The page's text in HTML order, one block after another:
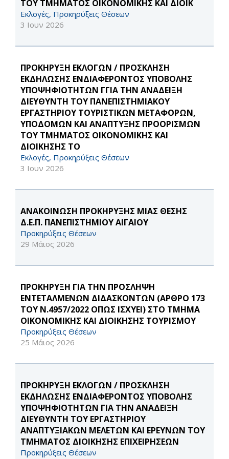
ΤΟΥ ΤΜΗΜΑΤΟΣ ΟΙΚΟΝΟΜΙΚΗΣ ΚΑΙ ΔΙΟΙΚ
Εκλογές, Προκηρύξεις Θέσεων
3 Ιουν 2026
ΠΡΟΚΗΡΥΞΗ ΕΚΛΟΓΩΝ / ΠΡΟΣΚΛΗΣΗ
ΕΚΔΗΛΩΣΗΣ ΕΝΔΙΑΦΕΡΟΝΤΟΣ ΥΠΟΒΟΛΗΣ
ΥΠΟΨΗΦΙΟΤΗΤΩΝ ΓΓΙΑ ΤΗΝ ΑΝΑΔΕΙΞΗ
ΔΙΕΥΘΥΝΤΗ ΤΟΥ ΠΑΝΕΠΙΣΤΗΜΙΑΚΟΥ
ΕΡΓΑΣΤΗΡΙΟΥ ΤΟΥΡΙΣΤΙΚΩΝ ΜΕΤΑΦΟΡΩΝ,
ΥΠΟΔΟΜΩΝ ΚΑΙ ΑΝΑΠΤΥΞΗΣ ΠΡΟΟΡΙΣΜΩΝ
ΤΟΥ ΤΜΗΜΑΤΟΣ ΟΙΚΟΝΟΜΙΚΗΣ ΚΑΙ
ΔΙΟΙΚΗΣΗΣ ΤΟ
Εκλογές, Προκηρύξεις Θέσεων
3 Ιουν 2026
ΑΝΑΚΟΙΝΩΣΗ ΠΡΟΚΗΡΥΞΗΣ ΜΙΑΣ ΘΕΣΗΣ
Δ.Ε.Π. ΠΑΝΕΠΙΣΤΗΜΙΟΥ ΑΙΓΑΙΟΥ
Προκηρύξεις Θέσεων
29 Μάιος 2026
ΠΡΟΚΗΡΥΞΗ ΓΙΑ ΤΗΝ ΠΡΟΣΛΗΨΗ
ΕΝΤΕΤΑΛΜΕΝΩΝ ΔΙΔΑΣΚΟΝΤΩΝ (ΑΡΘΡΟ 173
ΤΟΥ Ν.4957/2022 ΟΠΩΣ ΙΣΧΥΕΙ) ΣΤΟ ΤΜΗΜΑ
ΟΙΚΟΝΟΜΙΚΗΣ ΚΑΙ ΔΙΟΙΚΗΣΗΣ ΤΟΥΡΙΣΜΟΥ
Προκηρύξεις Θέσεων
25 Μάιος 2026
ΠΡΟΚΗΡΥΞΗ ΕΚΛΟΓΩΝ / ΠΡΟΣΚΛΗΣΗ
ΕΚΔΗΛΩΣΗΣ ΕΝΔΙΑΦΕΡΟΝΤΟΣ ΥΠΟΒΟΛΗΣ
ΥΠΟΨΗΦΙΟΤΗΤΩΝ ΓΙΑ ΤΗΝ ΑΝΑΔΕΙΞΗ
ΔΙΕΥΘΥΝΤΗ ΤΟΥ ΕΡΓΑΣΤΗΡΙΟΥ
ΑΝΑΠΤΥΞΙΑΚΩΝ ΜΕΛΕΤΩΝ ΚΑΙ ΕΡΕΥΝΩΝ ΤΟΥ
ΤΜΗΜΑΤΟΣ ΔΙΟΙΚΗΣΗΣ ΕΠΙΧΕΙΡΗΣΕΩΝ
Προκηρύξεις Θέσεων